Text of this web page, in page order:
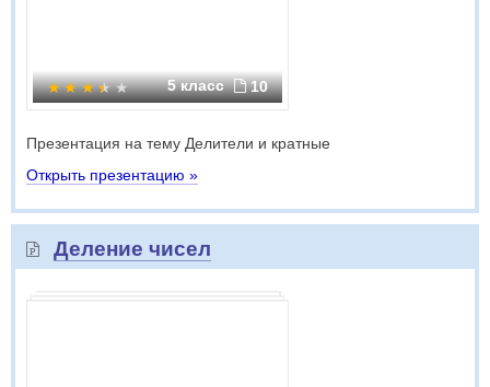
5 класс 10
Презентация на тему Делители и кратные
Открыть презентацию »
Деление чисел